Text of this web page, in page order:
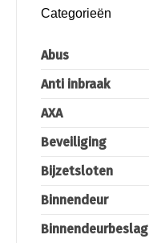
Categorieën
Abus
Anti inbraak
AXA
Beveiliging
Bijzetsloten
Binnendeur
Binnendeurbeslag